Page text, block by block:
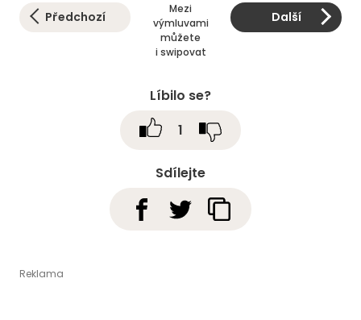
Předchozí
Mezi
výmluvami
můžete
i swipovat
Další
Sdílejte
Líbilo se?
1